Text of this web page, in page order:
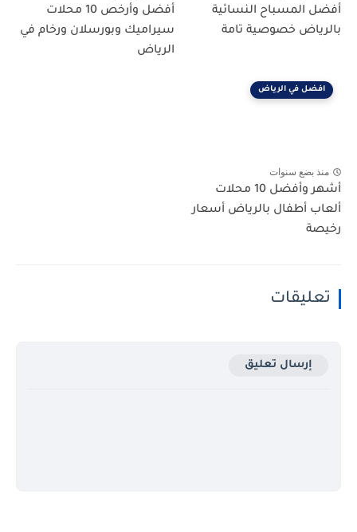
أفضل المسباح النسائية
بالرياض خصوصية تامة
أفضل وأرخص 10 محلات
سيراميك وبورسلان ورخام في
الرياض
افضل في الرياض
منذ بضع سنوات
أشهر وأفضل 10 محلات
ألعاب أطفال بالرياض أسعار
رخيصة
تعليقات
إرسال تعليق